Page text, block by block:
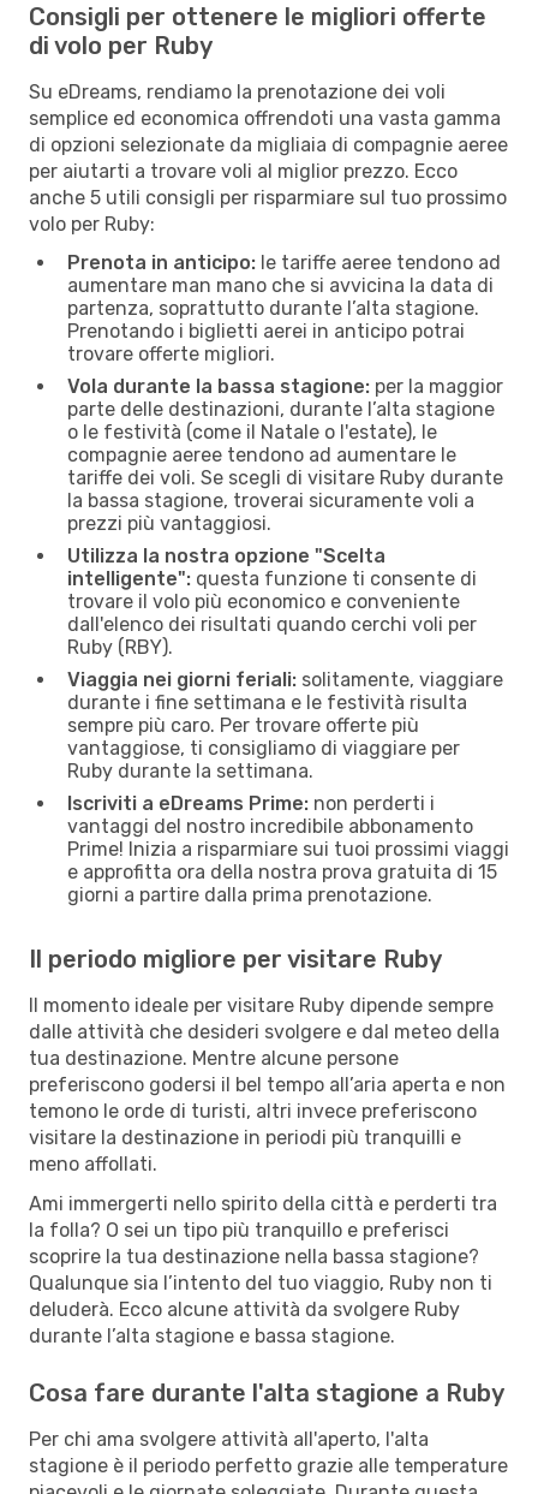
Consigli per ottenere le migliori offerte
di volo per Ruby
Su eDreams, rendiamo la prenotazione dei voli
semplice ed economica offrendoti una vasta gamma
di opzioni selezionate da migliaia di compagnie aeree
per aiutarti a trovare voli al miglior prezzo. Ecco
anche 5 utili consigli per risparmiare sul tuo prossimo
volo per Ruby:
Prenota in anticipo: le tariffe aeree tendono ad
aumentare man mano che si avvicina la data di
partenza, soprattutto durante l’alta stagione.
Prenotando i biglietti aerei in anticipo potrai
trovare offerte migliori.
Vola durante la bassa stagione: per la maggior
parte delle destinazioni, durante l’alta stagione
o le festività (come il Natale o l'estate), le
compagnie aeree tendono ad aumentare le
tariffe dei voli. Se scegli di visitare Ruby durante
la bassa stagione, troverai sicuramente voli a
prezzi più vantaggiosi.
Utilizza la nostra opzione "Scelta
intelligente": questa funzione ti consente di
trovare il volo più economico e conveniente
dall'elenco dei risultati quando cerchi voli per
Ruby (RBY).
Viaggia nei giorni feriali: solitamente, viaggiare
durante i fine settimana e le festività risulta
sempre più caro. Per trovare offerte più
vantaggiose, ti consigliamo di viaggiare per
Ruby durante la settimana.
Iscriviti a eDreams Prime: non perderti i
vantaggi del nostro incredibile abbonamento
Prime! Inizia a risparmiare sui tuoi prossimi viaggi
e approfitta ora della nostra prova gratuita di 15
giorni a partire dalla prima prenotazione.
Il periodo migliore per visitare Ruby
Il momento ideale per visitare Ruby dipende sempre
dalle attività che desideri svolgere e dal meteo della
tua destinazione. Mentre alcune persone
preferiscono godersi il bel tempo all’aria aperta e non
temono le orde di turisti, altri invece preferiscono
visitare la destinazione in periodi più tranquilli e
meno affollati.
Ami immergerti nello spirito della città e perderti tra
la folla? O sei un tipo più tranquillo e preferisci
scoprire la tua destinazione nella bassa stagione?
Qualunque sia l’intento del tuo viaggio, Ruby non ti
deluderà. Ecco alcune attività da svolgere Ruby
durante l’alta stagione e bassa stagione.
Cosa fare durante l'alta stagione a Ruby
Per chi ama svolgere attività all'aperto, l'alta
stagione è il periodo perfetto grazie alle temperature